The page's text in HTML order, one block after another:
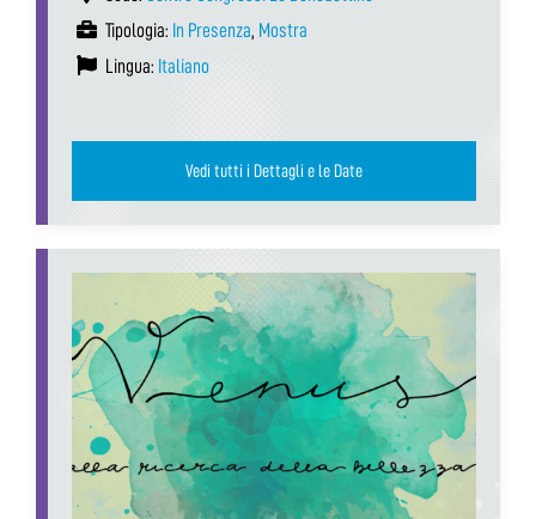
Tipologia: In Presenza, Mostra
Lingua: Italiano
Vedi tutti i Dettagli e le Date